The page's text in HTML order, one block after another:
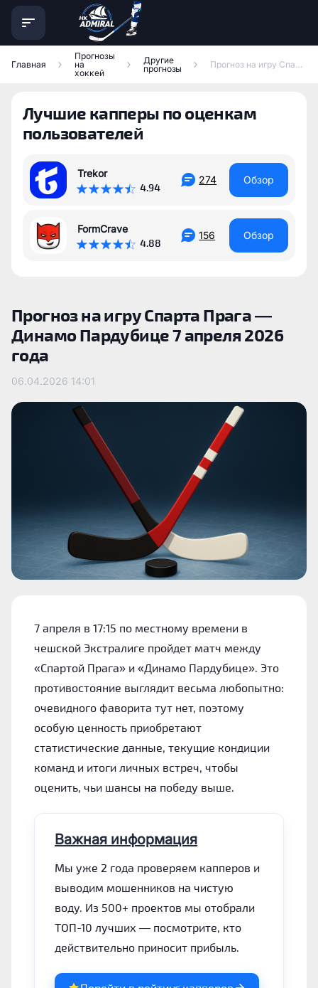
Главная
Прогнозы
на
хоккей
Другие
прогнозы
Прогноз на игру Спарта Прага — Динамо Пардубице 7 апреля 2026 года
Лучшие капперы по оценкам
пользователей
Trekor
4.94
274 Обзор
FormCrave
4.88
156 Обзор
Прогноз на игру Спарта Прага —
Динамо Пардубице 7 апреля 2026
года
06.04.2026 14:01
7 апреля в 17:15 по местному времени в
чешской Экстралиге пройдет матч между
«Спартой Прага» и «Динамо Пардубице». Это
противостояние выглядит весьма любопытно:
очевидного фаворита тут нет, поэтому
особую ценность приобретают
статистические данные, текущие кондиции
команд и итоги личных встреч, чтобы
оценить, чьи шансы на победу выше.
Важная информация
Мы уже 2 года проверяем капперов и
выводим мошенников на чистую
воду. Из 500+ проектов мы отобрали
ТОП-10 лучших — посмотрите, кто
действительно приносит прибыль.